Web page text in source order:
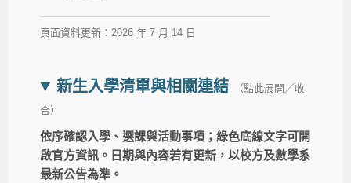
頁面資料更新：2026 年 7 月 14 日
新生入學清單與相關連結
（點此展開／收
合）
依序確認入學、選課與活動事項；綠色底線文字可開
啟官方資訊。日期與內容若有更新，以校方及數學系
最新公告為準。